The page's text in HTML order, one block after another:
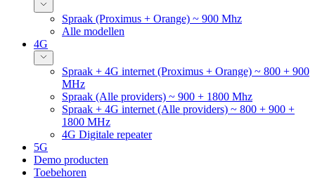
Spraak (Proximus + Orange) ~ 900 Mhz
Alle modellen
4G
Spraak + 4G internet (Proximus + Orange) ~ 800 + 900
MHz
Spraak (Alle providers) ~ 900 + 1800 Mhz
Spraak + 4G internet (Alle providers) ~ 800 + 900 +
1800 MHz
4G Digitale repeater
5G
Demo producten
Toebehoren